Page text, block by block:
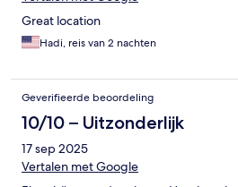
Great location
Hadi, reis van 2 nachten
Geverifieerde beoordeling
10/10 – Uitzonderlijk
17 sep 2025
Vertalen met Google